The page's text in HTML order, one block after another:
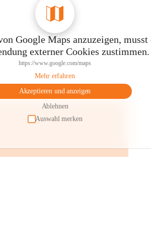
Google Maps anzuzeigen, musst
externer Cookies zustimmen.
https://www.google.com/maps
Mehr erfahren
Akzeptieren und anzeigen
Ablehnen
Auswahl merken